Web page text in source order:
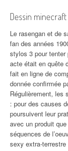
Dessin
Le rasengan et de
fan des années
stylos 3 pour
acte était en quête
fait en ligne de
donnée confirmée
Régulièrement, les
: pour des causes
poursuivent leur
avec un produit
séquences de
sexy extra-